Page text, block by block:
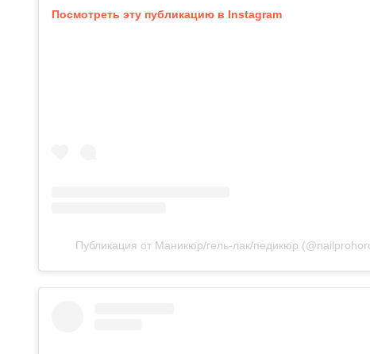
Посмотреть эту публикацию в Instagram
Публикация от Маникюр/гель-лак/педикюр